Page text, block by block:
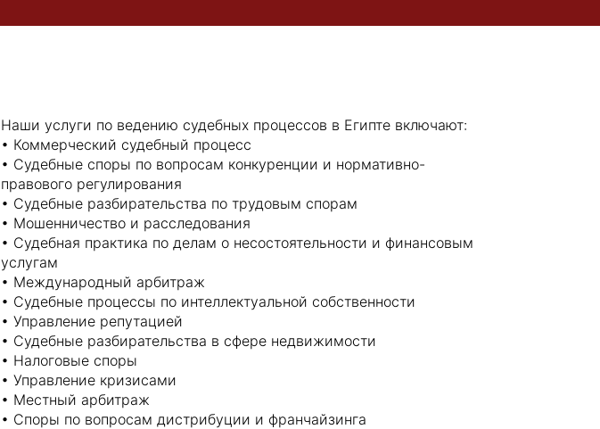
Наши услуги по ведению судебных процессов в Египте включают:
• Коммерческий судебный процесс
• Судебные споры по вопросам конкуренции и нормативно-
правового регулирования
• Судебные разбирательства по трудовым спорам
• Мошенничество и расследования
• Судебная практика по делам о несостоятельности и финансовым
услугам
• Международный арбитраж
• Судебные процессы по интеллектуальной собственности
• Управление репутацией
• Судебные разбирательства в сфере недвижимости
• Налоговые споры
• Управление кризисами
• Местный арбитраж
• Споры по вопросам дистрибуции и франчайзинга